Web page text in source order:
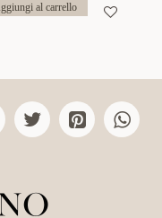
al carrello